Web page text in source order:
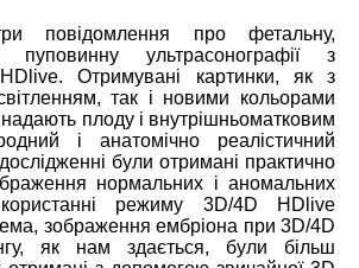
повідомлення про фетальну,
пуповинну ультрасонографії з
Отримувані картинки, як з
так і новими кольорами
надають плоду і внутрішньоматковим
і анатомічно реалістичний
були отримані практично
нормальних і аномальних
режиму 3D/4D HDlive
зображення ембріона при 3D/4D
як нам здається, були більш